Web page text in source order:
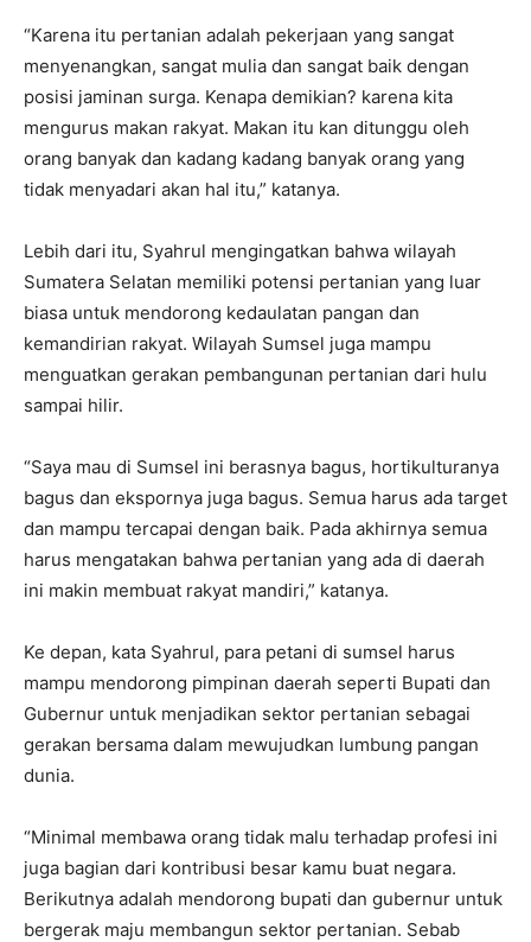
“Karena itu pertanian adalah pekerjaan yang sangat
menyenangkan, sangat mulia dan sangat baik dengan
posisi jaminan surga. Kenapa demikian? karena kita
mengurus makan rakyat. Makan itu kan ditunggu oleh
orang banyak dan kadang kadang banyak orang yang
tidak menyadari akan hal itu,” katanya.
Lebih dari itu, Syahrul mengingatkan bahwa wilayah
Sumatera Selatan memiliki potensi pertanian yang luar
biasa untuk mendorong kedaulatan pangan dan
kemandirian rakyat. Wilayah Sumsel juga mampu
menguatkan gerakan pembangunan pertanian dari hulu
sampai hilir.
“Saya mau di Sumsel ini berasnya bagus, hortikulturanya
bagus dan ekspornya juga bagus. Semua harus ada target
dan mampu tercapai dengan baik. Pada akhirnya semua
harus mengatakan bahwa pertanian yang ada di daerah
ini makin membuat rakyat mandiri,” katanya.
Ke depan, kata Syahrul, para petani di sumsel harus
mampu mendorong pimpinan daerah seperti Bupati dan
Gubernur untuk menjadikan sektor pertanian sebagai
gerakan bersama dalam mewujudkan lumbung pangan
dunia.
“Minimal membawa orang tidak malu terhadap profesi ini
juga bagian dari kontribusi besar kamu buat negara.
Berikutnya adalah mendorong bupati dan gubernur untuk
bergerak maju membangun sektor pertanian. Sebab